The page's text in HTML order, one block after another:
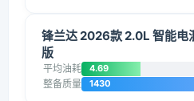
锋兰达 2026款 2.0L 智能电
版
平均油耗 4.69
整备质量 1430